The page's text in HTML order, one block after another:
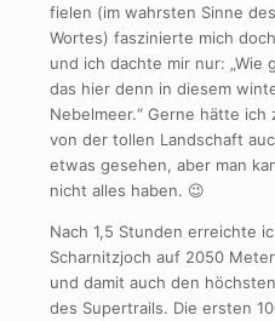
fielen (im wahrsten Sinne des
Wortes) faszinierte mich
und ich dachte mir nur: „Wie
das hier denn in diesem
Nebelmeer.“ Gerne hätte ich
von der tollen Landschaft
etwas gesehen, aber man
nicht alles haben. 😉
Nach 1,5 Stunden erreichte
Scharnitzjoch auf 2050
und damit auch den
des Supertrails. Die ersten